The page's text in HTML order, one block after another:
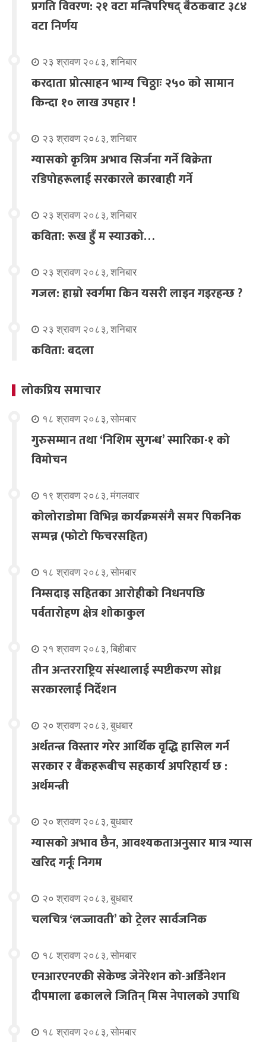
प्रगति विवरण: २१ वटा मन्त्रिपरिषद् बैठकबाट ३८४
वटा निर्णय
२३ श्रावण २०८३, शनिबार
करदाता प्रोत्साहन भाग्य चिठ्ठाः २५० को सामान
किन्दा १० लाख उपहार !
२३ श्रावण २०८३, शनिबार
ग्यासको कृत्रिम अभाव सिर्जना गर्ने बिक्रेता
रडिपोहरूलाई सरकारले कारबाही गर्ने
२३ श्रावण २०८३, शनिबार
कविता: रूख हुँ म स्याउको…
२३ श्रावण २०८३, शनिबार
गजल: हाम्रो स्वर्गमा किन यसरी लाइन गइरहन्छ ?
२३ श्रावण २०८३, शनिबार
कविता: बदला
लोकप्रिय समाचार
१८ श्रावण २०८३, सोमबार
गुरुसम्मान तथा ‘निशिम सुगन्ध’ स्मारिका-१ को
विमोचन
१९ श्रावण २०८३, मंगलवार
कोलोराडोमा विभिन्न कार्यक्रमसंगै समर पिकनिक
सम्पन्न (फोटो फिचरसहित)
१८ श्रावण २०८३, सोमबार
निम्सदाइ सहितका आरोहीको निधनपछि
पर्वतारोहण क्षेत्र शोकाकुल
२१ श्रावण २०८३, बिहीबार
तीन अन्तरराष्ट्रिय संस्थालाई स्पष्टीकरण सोध्न
सरकारलाई निर्देशन
२० श्रावण २०८३, बुधबार
अर्थतन्त्र विस्तार गरेर आर्थिक वृद्धि हासिल गर्न
सरकार र बैंकहरूबीच सहकार्य अपरिहार्य छ :
अर्थमन्त्री
२० श्रावण २०८३, बुधबार
ग्यासको अभाव छैन, आवश्यकताअनुसार मात्र ग्यास
खरिद गर्नूः निगम
२० श्रावण २०८३, बुधबार
चलचित्र ‘लज्जावती’ को ट्रेलर सार्वजनिक
१८ श्रावण २०८३, सोमबार
एनआरएनएकी सेकेण्ड जेनेरेशन को-अर्डिनेशन
दीपमाला ढकालले जितिन् मिस नेपालको उपाधि
१८ श्रावण २०८३, सोमबार